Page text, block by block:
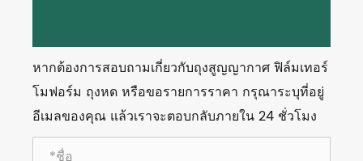
หากต้องการสอบถามเกี่ยวกับถุงสูญญากาศ ฟิล์มเทอร์
โมฟอร์ม ถุงหด หรือขอรายการราคา กรุณาระบุที่อยู่
อีเมลของคุณ แล้วเราจะตอบกลับภายใน 24 ชั่วโมง